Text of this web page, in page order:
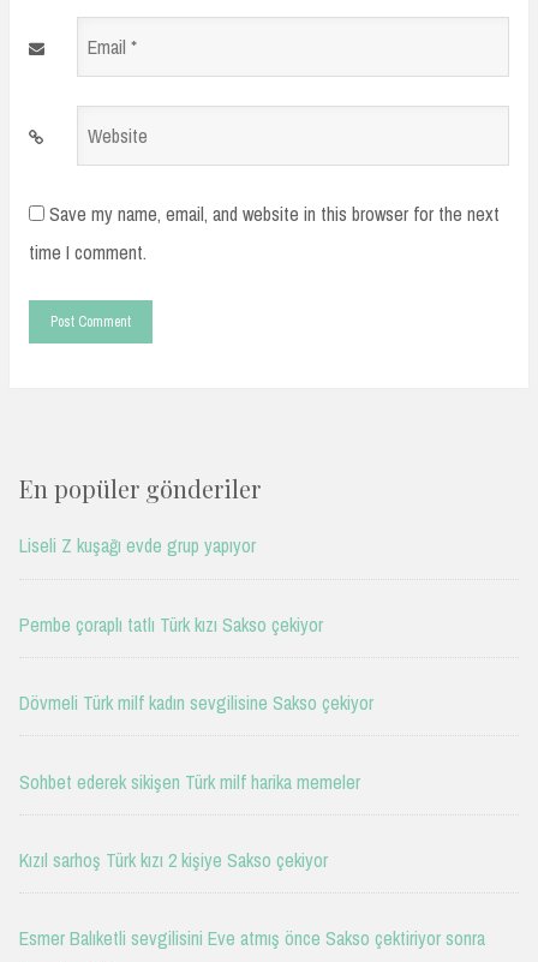
Email
Website
Save my name, email, and website in this browser for the next
time I comment.
En popüler gönderiler
Liseli Z kuşağı evde grup yapıyor
Pembe çoraplı tatlı Türk kızı Sakso çekiyor
Dövmeli Türk milf kadın sevgilisine Sakso çekiyor
Sohbet ederek sikişen Türk milf harika memeler
Kızıl sarhoş Türk kızı 2 kişiye Sakso çekiyor
Esmer Balıketli sevgilisini Eve atmış önce Sakso çektiriyor sonra